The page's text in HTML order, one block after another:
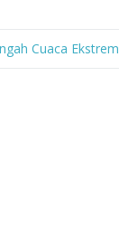
Cuaca Ekstrem